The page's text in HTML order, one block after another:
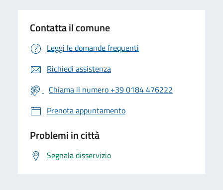
Contatta il comune
Leggi le domande frequenti
Richiedi assistenza
Chiama il numero +39 0184 476222
Prenota appuntamento
Problemi in città
Segnala disservizio